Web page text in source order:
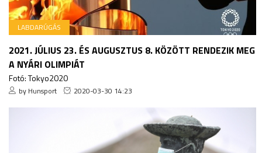
LABDARÚGÁS
2021. JÚLIUS 23. ÉS AUGUSZTUS 8. KÖZÖTT RENDEZIK MEG
A NYÁRI OLIMPIÁT
Fotó: Tokyo2020
by Hunsport 2020-03-30 14:23